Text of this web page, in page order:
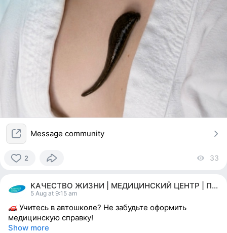
Message community
2
reacted
33
КАЧЕСТВО ЖИЗНИ | МЕДИЦИНСКИЙ ЦЕНТР | ПЕРМЬ
5 Aug at 9:15 am
Учитесь в автошколе? Не забудьте оформить
медицинскую справку!
Show more